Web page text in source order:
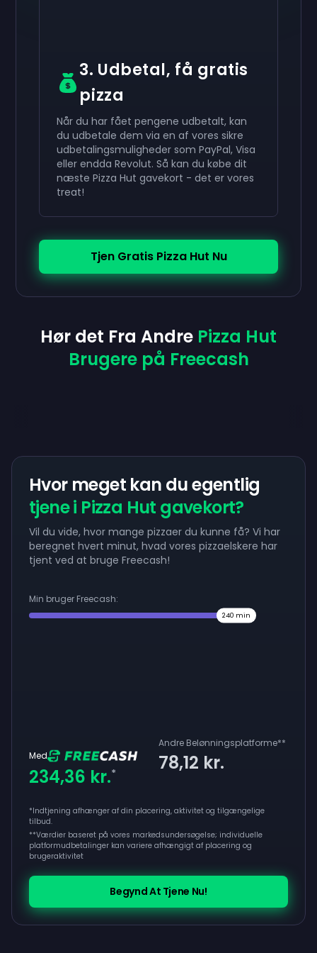
3. Udbetal, få gratis
pizza
Når du har fået pengene udbetalt, kan
du udbetale dem via en af vores sikre
udbetalingsmuligheder som PayPal, Visa
eller endda Revolut. Så kan du købe dit
næste Pizza Hut gavekort - det er vores
treat!
Tjen Gratis Pizza Hut Nu
Hør det Fra Andre Pizza Hut
Brugere på Freecash
Hvor meget kan du egentlig
tjene i Pizza Hut gavekort?
Vil du vide, hvor mange pizzaer du kunne få? Vi har
beregnet hvert minut, hvad vores pizzaelskere har
tjent ved at bruge Freecash!
Min bruger Freecash:
240 min
Med
234,36 kr.*
Andre Belønningsplatforme**
78,12 kr.
*Indtjening afhænger af din placering, aktivitet og tilgængelige
tilbud.
**Værdier baseret på vores markedsundersøgelse; individuelle
platformudbetalinger kan variere afhængigt af placering og
brugeraktivitet
Begynd At Tjene Nu!